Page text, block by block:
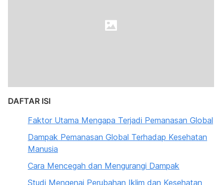
DAFTAR ISI
Faktor Utama Mengapa Terjadi Pemanasan Global
Dampak Pemanasan Global Terhadap Kesehatan
Manusia
Cara Mencegah dan Mengurangi Dampak
Studi Mengenai Perubahan Iklim dan Kesehatan